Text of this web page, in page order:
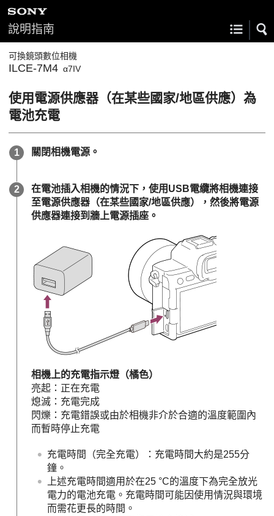
說明指南
可換鏡頭數位相機
ILCE-7M4 α7IV
使用電源供應器（在某些國家/地區供應）為
電池充電
關閉相機電源。
在電池插入相機的情況下，使用USB電纜將相機連接
至電源供應器（在某些國家/地區供應），然後將電源
供應器連接到牆上電源插座。
相機上的充電指示燈（橘色）
亮起：正在充電
熄滅：充電完成
閃爍：充電錯誤或由於相機非介於合適的溫度範圍內
而暫時停止充電
充電時間（完全充電）：充電時間大約是255分
鐘。
上述充電時間適用於在25 °C的溫度下為完全放光
電力的電池充電。充電時間可能因使用情況與環境
而需花更長的時間。